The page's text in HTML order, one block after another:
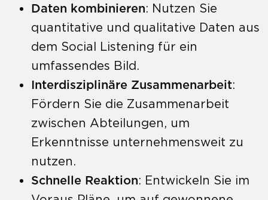
Daten kombinieren: Nutzen Sie
quantitative und qualitative Daten aus
dem Social Listening für ein
umfassendes Bild.
Interdisziplinäre Zusammenarbeit:
Fördern Sie die Zusammenarbeit
zwischen Abteilungen, um
Erkenntnisse unternehmensweit zu
nutzen.
Schnelle Reaktion: Entwickeln Sie im